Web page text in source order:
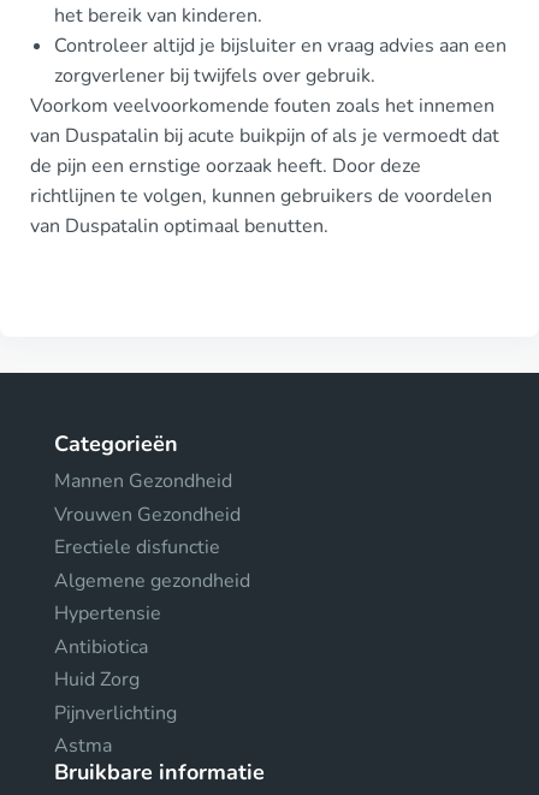
het bereik van kinderen.
Controleer altijd je bijsluiter en vraag advies aan een
zorgverlener bij twijfels over gebruik.
Voorkom veelvoorkomende fouten zoals het innemen
van Duspatalin bij acute buikpijn of als je vermoedt dat
de pijn een ernstige oorzaak heeft. Door deze
richtlijnen te volgen, kunnen gebruikers de voordelen
van Duspatalin optimaal benutten.
Categorieën
Mannen Gezondheid
Vrouwen Gezondheid
Erectiele disfunctie
Algemene gezondheid
Hypertensie
Antibiotica
Huid Zorg
Pijnverlichting
Astma
Bruikbare informatie